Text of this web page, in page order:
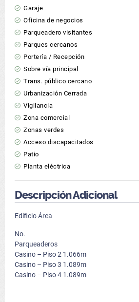
Garaje
Oficina de negocios
Parqueadero visitantes
Parques cercanos
Portería / Recepción
Sobre vía principal
Trans. público cercano
Urbanización Cerrada
Vigilancia
Zona comercial
Zonas verdes
Acceso discapacitados
Patio
Planta eléctrica
Descripción Adicional
Edificio Área
No.
Parqueaderos
Casino – Piso 2 1.066m
Casino – Piso 3 1.089m
Casino – Piso 4 1.089m